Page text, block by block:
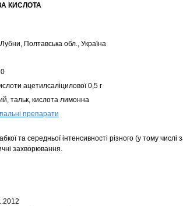
КИСЛОТА
Полтавська обл., Україна
ацетилсаліцилової 0,5 г
тальк, кислота лимонна
препарати
та середньої інтенсивності різного (у тому числі
захворювання.